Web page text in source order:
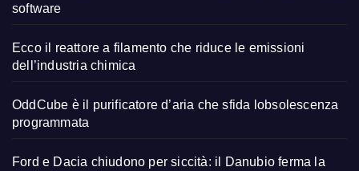
software
Ecco il reattore a filamento che riduce le emissioni
dell’industria chimica
OddCube è il purificatore d’aria che sfida lobsolescenza
programmata
Ford e Dacia chiudono per siccità: il Danubio ferma la